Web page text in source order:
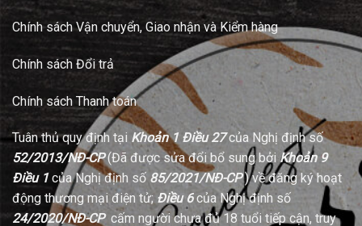
Chính sách Vận chuyển, Giao nhận và Kiểm hàng
Chính sách Đổi trả
Chính sách Thanh toán
Tuân thủ quy định tại Khoản 1 Điều 27của Nghị định số
52/2013/NĐ-CP(Đã được sửa đổi bổ sung bởi Khoản 9
Điều 1của Nghị định số 85/2021/NĐ-CP) về đăng ký hoạt
động thương mại điện tử; Điều 6của Nghị định số
24/2020/NĐ-CPcấm người chưa đủ 18 tuổi tiếp cận, truy